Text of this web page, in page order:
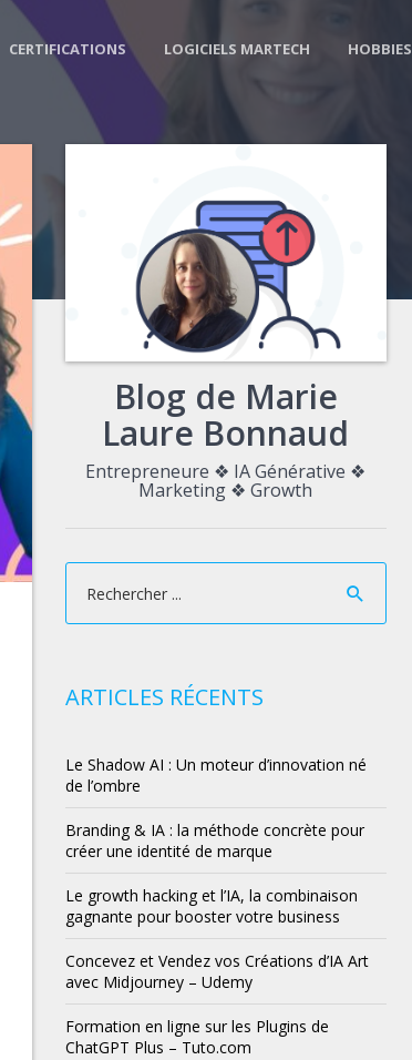
CERTIFICATIONS LOGICIELS MARTECH HOBBIES
Blog de Marie
Laure Bonnaud
Entrepreneure ❖ IA Générative ❖
Marketing ❖ Growth
ARTICLES RÉCENTS
Le Shadow AI : Un moteur d’innovation né
de l’ombre
Branding & IA : la méthode concrète pour
créer une identité de marque
Le growth hacking et l’IA, la combinaison
gagnante pour booster votre business
Concevez et Vendez vos Créations d’IA Art
avec Midjourney – Udemy
Formation en ligne sur les Plugins de
ChatGPT Plus – Tuto.com